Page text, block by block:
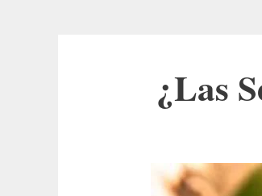
¿Las